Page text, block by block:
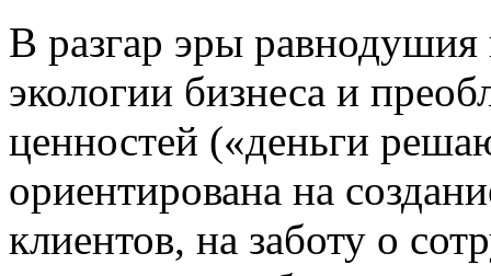
В разгар эры равнодушия
экологии бизнеса и
ценностей («деньги
ориентирована на
клиентов, на заботу о